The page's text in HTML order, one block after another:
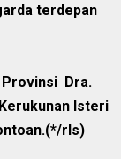
terdepan
Provinsi Dra.
Isteri
rls)